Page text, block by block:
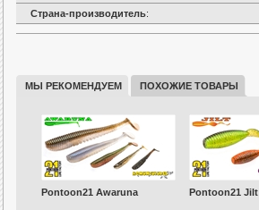
Страна-производитель:
МЫ РЕКОМЕНДУЕМ ПОХОЖИЕ ТОВАРЫ
Pontoon21 Awaruna Pontoon21 Jilt